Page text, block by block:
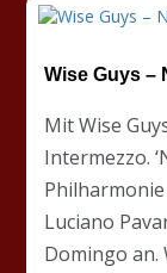
Wise Guys –
Mit Wise
Intermezzo.
Luciano
Domingo an.